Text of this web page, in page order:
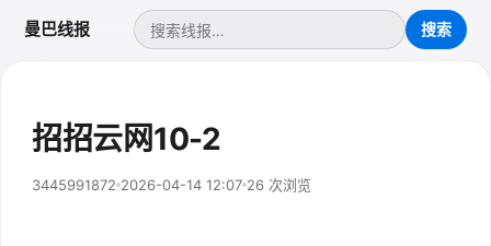
曼巴线报
招招云网10-2
3445991872 2026-04-14 12:07 26 次浏览